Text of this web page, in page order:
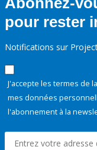
pour rester
Notifications sur
J'accepte les termes de la
mes données
l'abonnement à la